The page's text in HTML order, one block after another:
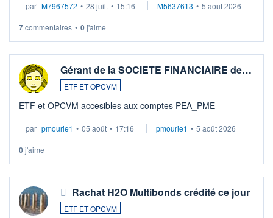
par M7967572 • 28 juil. • 15:16 M5637613 • 5 août 2026
7commentaires • 0j'aime
Gérant de la SOCIETE FINANCIAIRE de…
ETF ET OPCVM
ETF et OPCVM accesibles aux comptes PEA_PME
par pmourie1 • 05 août • 17:16 pmourie1 • 5 août 2026
0j'aime
Rachat H2O Multibonds crédité ce jour
ETF ET OPCVM